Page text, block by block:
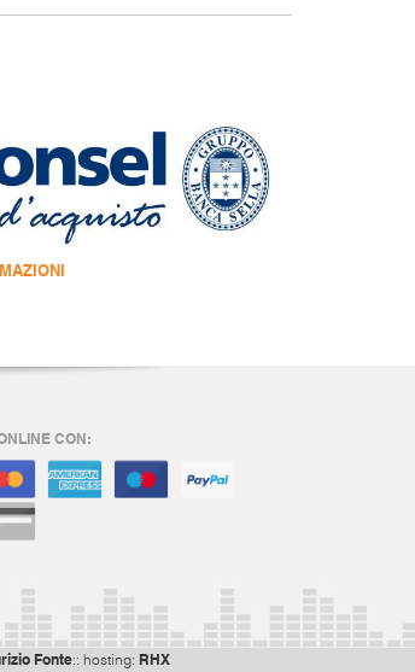
CON:
Fonte:: hosting: RHX